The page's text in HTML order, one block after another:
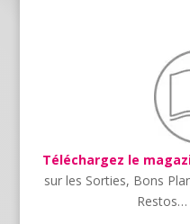
Téléchargez le
sur les Sorties, Bons
Restos…